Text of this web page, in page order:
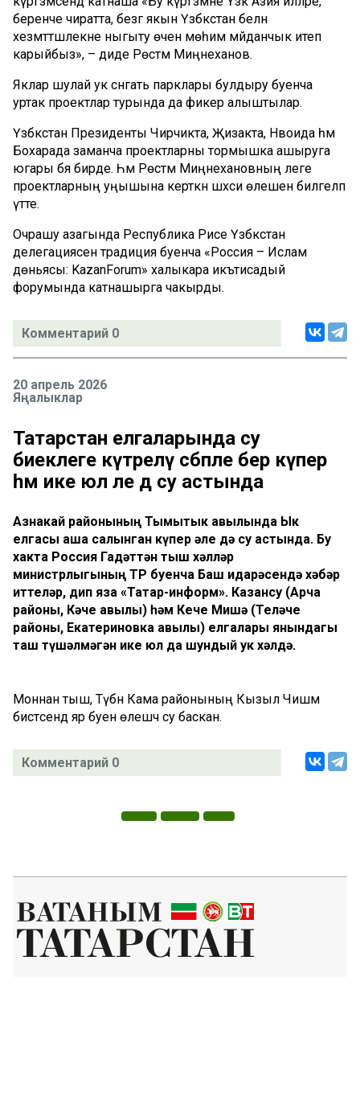
беренче чиратта, безгә якын Үзбәкстан белән
хезмәттәшлекне ныгыту өчен мөһим мәйданчык итеп
карыйбыз», – диде Рөстәм Миңнеханов.
Яклар шулай ук сәнәгать парклары булдыру буенча
уртак проектлар турында да фикер алыштылар.
Үзбәкстан Президенты Чирчикта, Җизакта, Нәвоида һәм
Бохарада заманча проектларны тормышка ашыруга
югары бәя бирде. Һәм Рөстәм Миңнехановның әлеге
проектларның уңышына керткән шәхси өлешен билгеләп
үтте.
Очрашу азагында Республика Рәисе Үзбәкстан
делегациясен традиция буенча «Россия – Ислам
дөньясы: KazanForum» халыкара икътисадый
форумында катнашырга чакырды.
Комментарий 0
20 апрель 2026
Яңалыклар
Татарстан елгаларында су
биеклеге күтәрелү сәбәпле бер күпер
һәм ике юл әле дә су астында
Азнакай районының Тымытык авылында Ык
елгасы аша салынган күпер әле дә су астында. Бу
хакта Россия Гадәттән тыш хәлләр
министрлыгының ТР буенча Баш идарәсендә хәбәр
иттеләр, дип яза «Татар-информ». Казансу (Арча
районы, Кәче авылы) һәм Кече Мишә (Теләче
районы, Екатериновка авылы) елгалары янындагы
таш түшәлмәгән ике юл да шундый ук хәлдә.
Моннан тыш, Түбән Кама районының Кызыл Чишмә
бистәсендә яр буен өлешчә су баскан.
Комментарий 0